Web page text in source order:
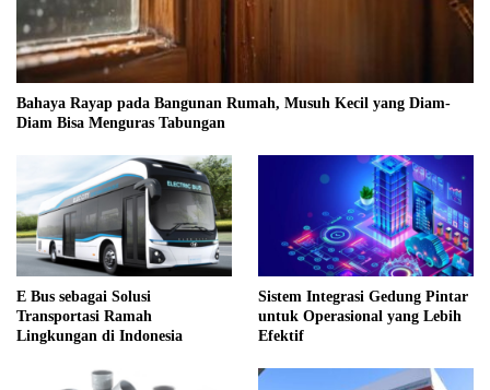
Bahaya Rayap pada Bangunan Rumah, Musuh Kecil yang Diam-
Diam Bisa Menguras Tabungan
E Bus sebagai Solusi
Transportasi Ramah
Lingkungan di Indonesia
Sistem Integrasi Gedung Pintar
untuk Operasional yang Lebih
Efektif